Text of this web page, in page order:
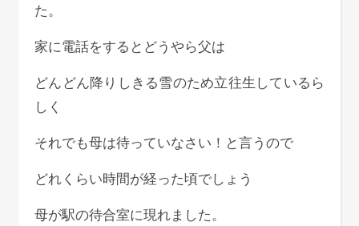
た。
家に電話をするとどうやら父は
どんどん降りしきる雪のため立往生しているら
しく
それでも母は待っていなさい！と言うので
どれくらい時間が経った頃でしょう
母が駅の待合室に現れました。